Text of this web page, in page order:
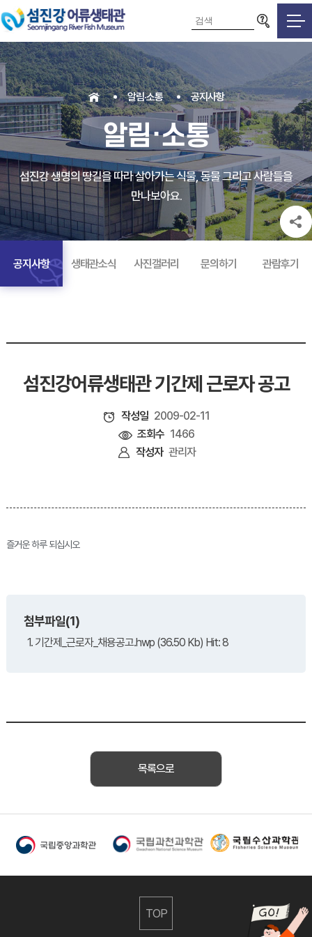
검색영역
알림·소통 공지사항
알림·소통
섬진강 생명의 땅길을 따라 살아가는 식물, 동물 그리고 사람들을
만나보아요.
공지사항 생태관소식 사진갤러리 문의하기 관람후기
섬진강어류생태관 기간제 근로자 공고
작성일 2009-02-11
조회수 1466
작성자 관리자
즐거운 하루 되십시오
첨부파일(1)
1. 기간제_근로자_채용공고.hwp (36.50 Kb) Hit: 8
목록으로
TOP